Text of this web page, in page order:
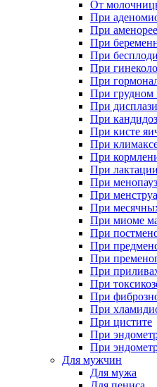
От
При
При аменорее
При
При
При
При
При грудном
При
При
При кисте
При
При
При лактации
При
При
При
При миоме
При
При
При
При
При
При
При
При цистите
При
При
Для мужчин
Для мужа